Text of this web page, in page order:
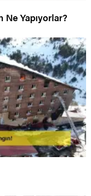
Ne Yapıyorlar?